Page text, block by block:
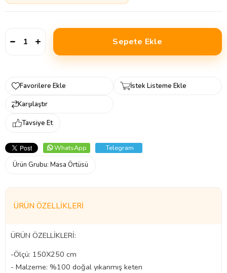
Favorilere Ekle
İstek Listeme Ekle
Karşılaştır
Tavsiye Et
WhatsApp
Telegram
Ürün Grubu: Masa Örtüsü
ÜRÜN ÖZELLIKLERI
ÜRÜN ÖZELLİKLERİ:
-Ölçü: 150X250 cm
- Malzeme: %100 doğal yıkanmış keten